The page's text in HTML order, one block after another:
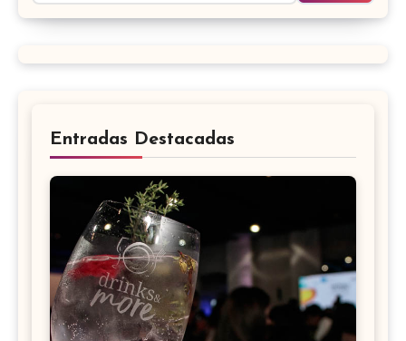
Entradas Destacadas